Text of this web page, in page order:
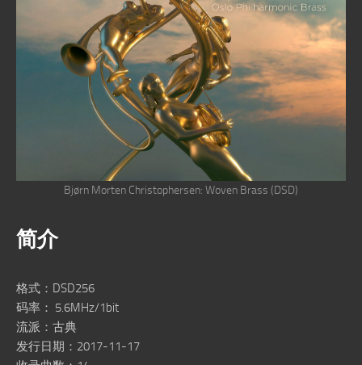
Bjørn Morten Christophersen: Woven Brass (DSD)
简介
格式：DSD256
码率： 5.6MHz/1bit
流派：古典
发行日期：2017-11-17